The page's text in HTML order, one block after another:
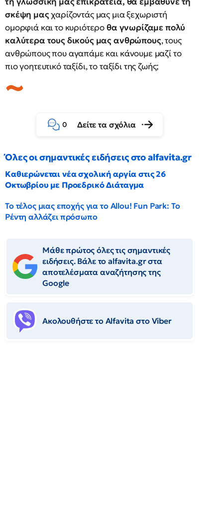
σκέψη μαςχαρίζοντάς μας μια ξεχωριστή
ομορφιά και το κυριότεροθα γνωρίζαμε πολύ
καλύτερα τους δικούς μας ανθρώπους, τους
ανθρώπους που αγαπάμε και κάνουμε μαζί το
πιο γοητευτικό ταξίδι, το ταξίδι της ζωής;
0 Δείτε τα σχόλια
Όλες οι σημαντικές ειδήσεις στο alfavita.gr
Καθιερώνεται νέα σχολική αργία στις 26
Οκτωβρίου με Προεδρικό Διάταγμα
Το τέλος μιας εποχής για το Allou! Fun Park: Το
Ρέντη αλλάζει πρόσωπο
Μάθε πρώτος όλες τις σημαντικές
ειδήσεις. Βάλε το alfavita.gr στα
αποτελέσματα αναζήτησης της
Google
Ακολουθήστε το Αlfavita στο Viber